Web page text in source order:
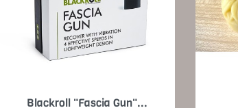
Vorschau
Blackroll "Fascia Gun"...